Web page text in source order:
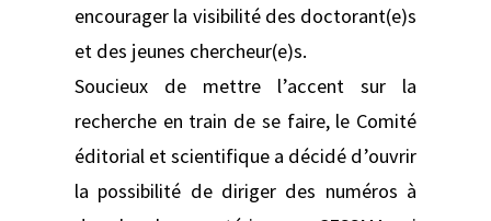
encourager la visibilité des doctorant(e)s
et des jeunes chercheur(e)s.
Soucieux de mettre l’accent sur la
recherche en train de se faire, le Comité
éditorial et scientifique a décidé d’ouvrir
la possibilité de diriger des numéros à